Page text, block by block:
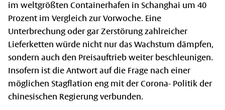
im weltgrößten Containerhafen in Schanghai um 40
Prozent im Vergleich zur Vorwoche. Eine
Unterbrechung oder gar Zerstörung zahlreicher
Lieferketten würde nicht nur das Wachstum dämpfen,
sondern auch den Preisauftrieb weiter beschleunigen.
Insofern ist die Antwort auf die Frage nach einer
möglichen Stagflation eng mit der Corona- Politik der
chinesischen Regierung verbunden.